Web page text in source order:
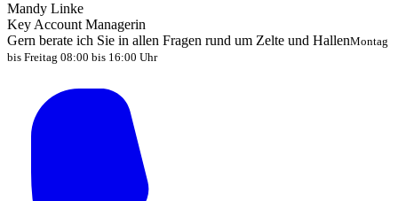
Mandy Linke
Key Account Managerin
Gern berate ich Sie in allen Fragen rund um Zelte und HallenMontag
bis Freitag 08:00 bis 16:00 Uhr